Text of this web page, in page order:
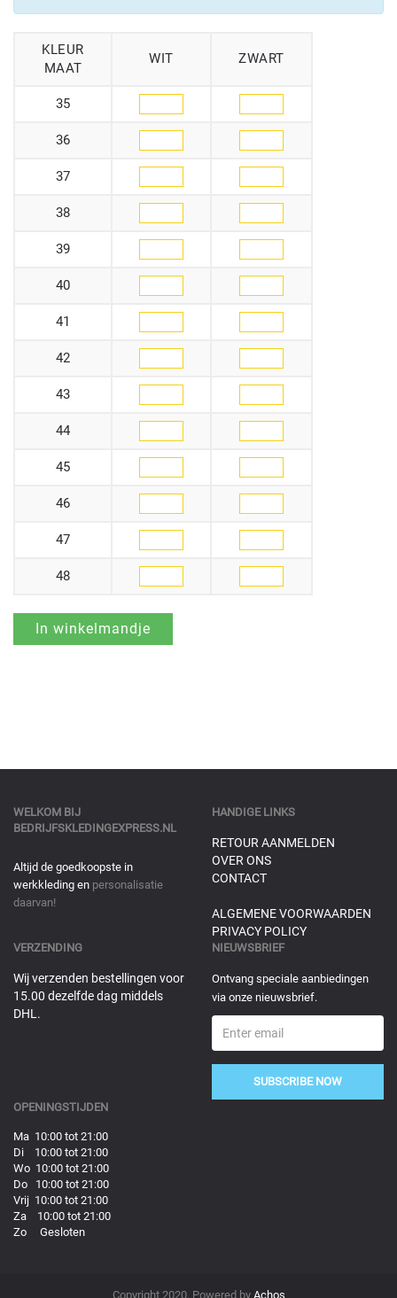
KLEUR
MAAT
WIT ZWART
35
36
37
38
39
40
41
42
43
44
45
46
47
48
WELKOM BIJ
BEDRIJFSKLEDINGEXPRESS.NL
Altijd de goedkoopste in
werkkleding en personalisatie
daarvan!
HANDIGE LINKS
RETOUR AANMELDEN
OVER ONS
CONTACT
ALGEMENE VOORWAARDEN
PRIVACY POLICY
VERZENDING
Wij verzenden bestellingen voor
15.00 dezelfde dag middels
DHL.
NIEUWSBRIEF
Ontvang speciale aanbiedingen
via onze nieuwsbrief.
SUBSCRIBE NOW
OPENINGSTIJDEN
Ma 10:00 tot 21:00
Di 10:00 tot 21:00
Wo 10:00 tot 21:00
Do 10:00 tot 21:00
Vrij 10:00 tot 21:00
Za 10:00 tot 21:00
Zo Gesloten
Copyright 2020. Powered by Achos